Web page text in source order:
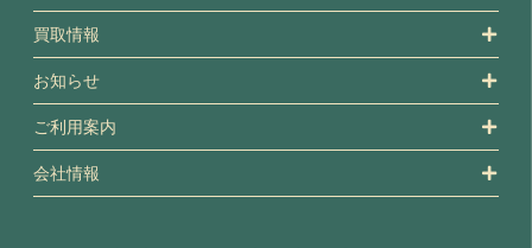
買取情報
お知らせ
ご利用案内
会社情報